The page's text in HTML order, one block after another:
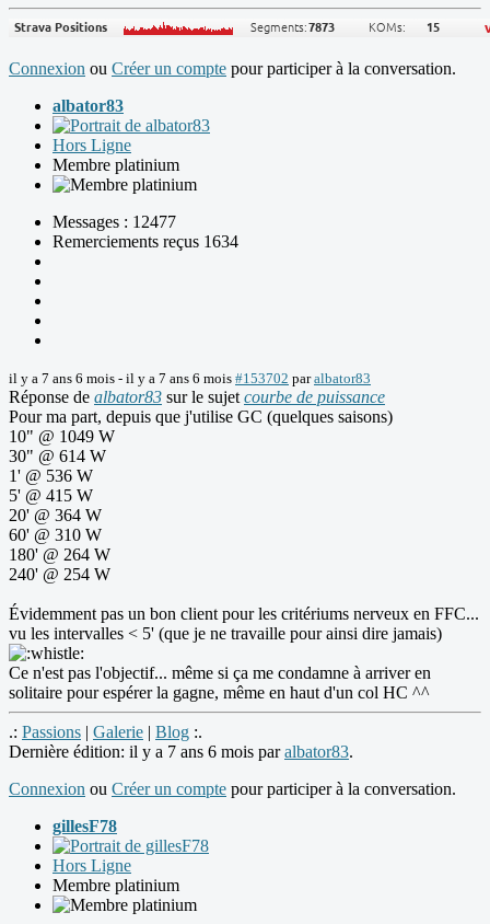
Connexion ou Créer un compte pour participer à la conversation.
albator83
Hors Ligne
Membre platinium
Messages : 12477
Remerciements reçus 1634
il y a 7 ans 6 mois - il y a 7 ans 6 mois #153702 paralbator83
Réponse de albator83 sur le sujet courbe de puissance
Pour ma part, depuis que j'utilise GC (quelques saisons)
10" @ 1049 W
30" @ 614 W
1' @ 536 W
5' @ 415 W
20' @ 364 W
60' @ 310 W
180' @ 264 W
240' @ 254 W
Évidemment pas un bon client pour les critériums nerveux en FFC...
vu les intervalles < 5' (que je ne travaille pour ainsi dire jamais)
Ce n'est pas l'objectif... même si ça me condamne à arriver en
solitaire pour espérer la gagne, même en haut d'un col HC ^^
.: Passions | Galerie | Blog :.
Dernière édition: il y a 7 ans 6 mois paralbator83.
Connexion ou Créer un compte pour participer à la conversation.
gillesF78
Hors Ligne
Membre platinium